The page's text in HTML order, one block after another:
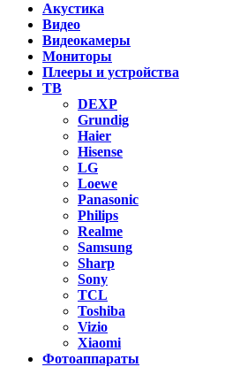
Акустика
Видео
Видеокамеры
Мониторы
Плееры и устройства
ТВ
DEXP
Grundig
Haier
Hisense
LG
Loewe
Panasonic
Philips
Realme
Samsung
Sharp
Sony
TCL
Toshiba
Vizio
Xiaomi
Фотоаппараты